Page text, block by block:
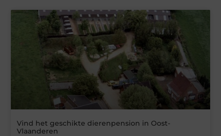
Vind het geschikte dierenpension in Oost-
Vlaanderen